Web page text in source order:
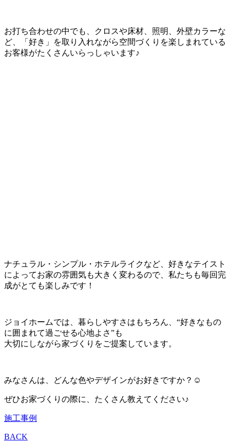
お打ち合わせの中でも、クロスや床材、照明、外壁カラーな
ど、「好き」を取り入れながら空間づくりを楽しまれている
お客様がたくさんいらっしゃいます♪
ナチュラル・シンプル・ホテルライクなど、好きなテイスト
によってお家の雰囲気も大きく変わるので、私たちも毎回完
成がとても楽しみです！
ジョイホームでは、暮らしやすさはもちろん、“好きなもの
に囲まれて過ごせる心地よさ”も
大切にしながら家づくりをご提案しています。
みなさんは、どんな色やデザインがお好きですか？☺️
ぜひお家づくりの際に、たくさん教えてください♪
施工事例
BACK